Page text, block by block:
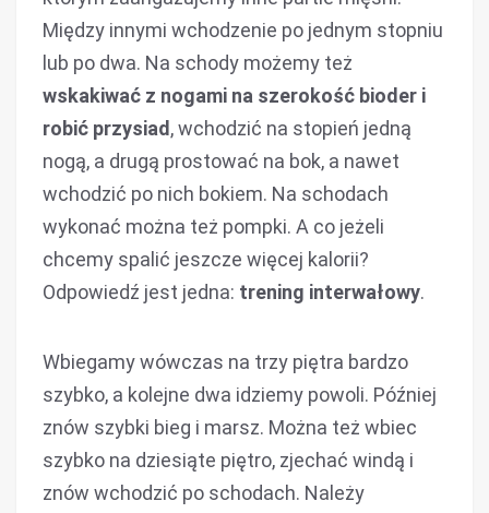
Między innymi wchodzenie po jednym stopniu
lub po dwa. Na schody możemy też
wskakiwać z nogami na szerokość bioder i
robić przysiad , wchodzić na stopień jedną
nogą, a drugą prostować na bok, a nawet
wchodzić po nich bokiem. Na schodach
wykonać można też pompki. A co jeżeli
chcemy spalić jeszcze więcej kalorii?
Odpowiedź jest jedna: trening interwałowy.
Wbiegamy wówczas na trzy piętra bardzo
szybko, a kolejne dwa idziemy powoli. Później
znów szybki bieg i marsz. Można też wbiec
szybko na dziesiąte piętro, zjechać windą i
znów wchodzić po schodach. Należy